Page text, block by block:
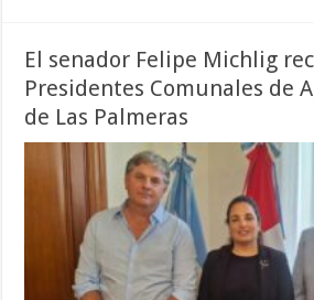
El senador Felipe Michlig
Presidentes Comunales de
de Las Palmeras